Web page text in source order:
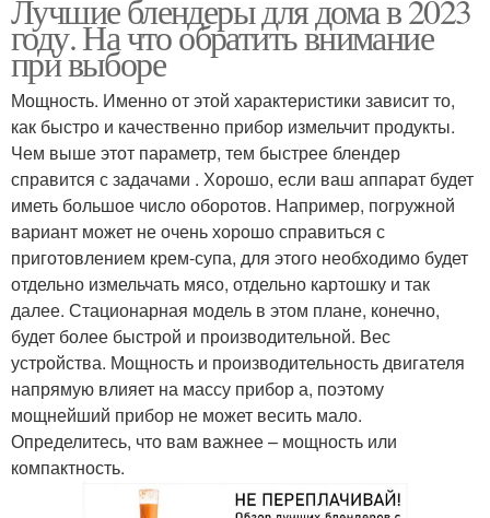
Лучшие блендеры для дома в 2023
году. На что обратить внимание
при выборе
Мощность. Именно от этой характеристики зависит то,
как быстро и качественно прибор измельчит продукты.
Чем выше этот параметр, тем быстрее блендер
справится с задачами . Хорошо, если ваш аппарат будет
иметь большое число оборотов. Например, погружной
вариант может не очень хорошо справиться с
приготовлением крем-супа, для этого необходимо будет
отдельно измельчать мясо, отдельно картошку и так
далее. Стационарная модель в этом плане, конечно,
будет более быстрой и производительной. Вес
устройства. Мощность и производительность двигателя
напрямую влияет на массу прибор а, поэтому
мощнейший прибор не может весить мало.
Определитесь, что вам важнее – мощность или
компактность.